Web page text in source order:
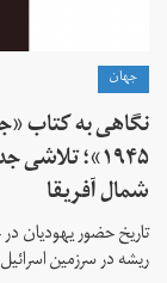
جهان
نگاهی به کتاب
۱۹۴۵»؛
شمال آفریقا
تاریخ حضور یهودیان
ریشه در سرزمین